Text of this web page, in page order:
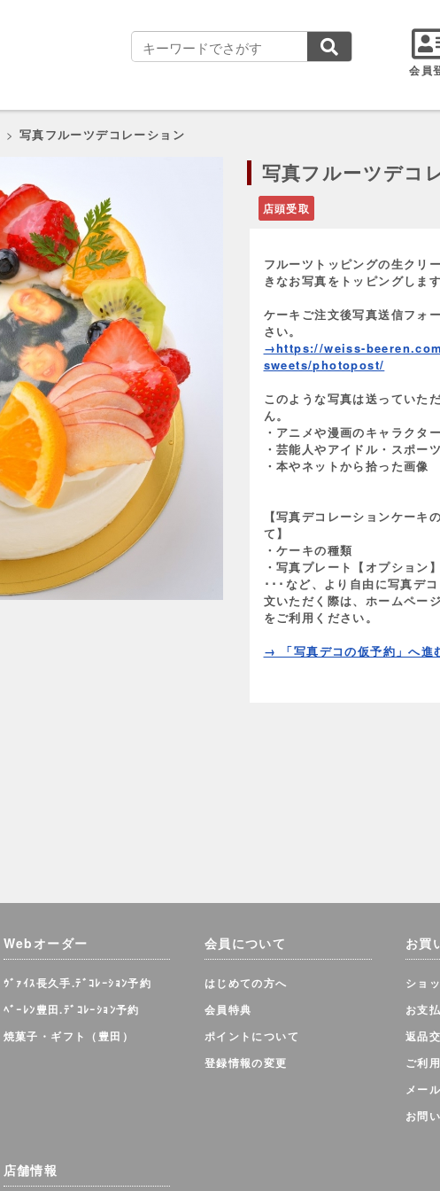
会員
> 写真フルーツデコレーション
写真フルーツデコ
店頭受取
フルーツトッピングの生クリ
きなお写真をトッピングします
ケーキご注文後写真送信フォ
さい。
→https://weiss-
sweets/photopost/
このような写真は送っていた
ん。
・アニメや漫画のキャラクター
・芸能人やアイドル・スポー
・本やネットから拾った画像
【写真デコレーションケーキ
て】
・ケーキの種類
・写真プレート【オプション】
･･･など、より自由に写真デ
文いただく際は、ホームペー
をご利用ください。
→ 「写真デコの仮予約」へ進
Webオーダー
ｳﾞｧｲｽ長久手.ﾃﾞｺﾚｰｼｮﾝ予約
ﾍﾞｰﾚﾝ豊田.ﾃﾞｺﾚｰｼｮﾝ予約
焼菓子・ギフト（豊田）
会員について
はじめての方へ
会員特典
ポイントについて
登録情報の変更
お買
ショ
お支
返品
ご利
メー
お問
店舗情報